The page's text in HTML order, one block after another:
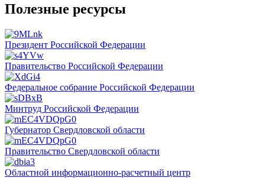
Полезные ресурсы
Президент Российской Федерации
Правительство Российской Федерации
Федеральное собрание Российской Федерации
Минтруд Российской Федерации
Губернатор Свердловской области
Правительство Свердловской области
Областной информационно-расчетный центр